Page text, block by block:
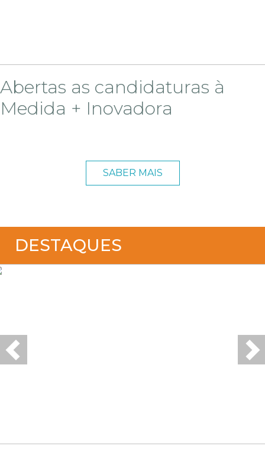
Abertas as candidaturas à
Medida + Inovadora
SABER MAIS
DESTAQUES
Previous